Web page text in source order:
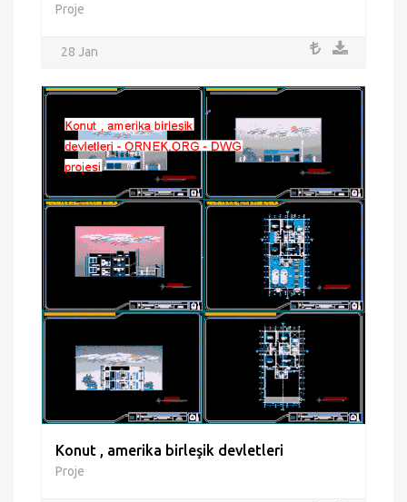
Proje
28 Jan
Konut , amerika birleşik devletleri
Proje